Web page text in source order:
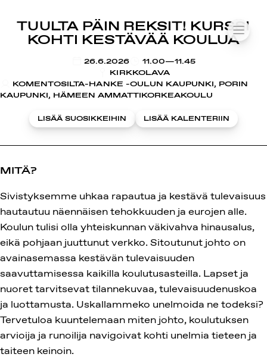
Siirry
sisältöön
SUOMIAREENA
TUULTA PÄIN REKSIT! KURSSI
KOHTI KESTÄVÄÄ KOULUA
26.6.2026
KLO
11.00—11.45
KIRKKOLAVA
KOMENTOSILTA-HANKE -OULUN KAUPUNKI, PORIN
KAUPUNKI, HÄMEEN AMMATTIKORKEAKOULU
LISÄÄ SUOSIKKEIHIN LISÄÄ KALENTERIIN
MITÄ?
Sivistyksemme uhkaa rapautua ja kestävä tulevaisuus
hautautuu näennäisen tehokkuuden ja eurojen alle.
Koulun tulisi olla yhteiskunnan väkivahva hinausalus,
eikä pohjaan juuttunut verkko. Sitoutunut johto on
avainasemassa kestävän tulevaisuuden
saavuttamisessa kaikilla koulutusasteilla. Lapset ja
nuoret tarvitsevat tilannekuvaa, tulevaisuudenuskoa
ja luottamusta. Uskallammeko unelmoida ne todeksi?
Tervetuloa kuuntelemaan miten johto, koulutuksen
arvioija ja runoilija navigoivat kohti unelmia tieteen ja
taiteen keinoin.